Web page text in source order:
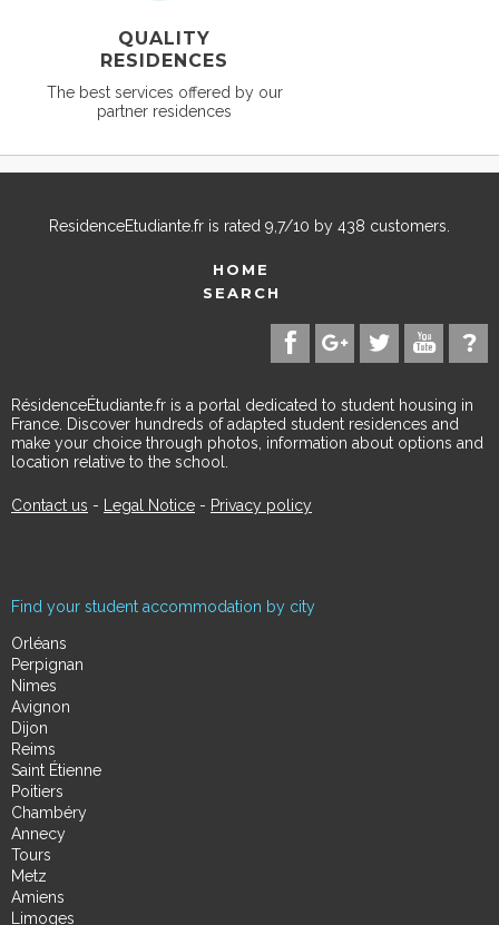
QUALITY
RESIDENCES
The best services offered by our
partner residences
ResidenceEtudiante.fr is rated 9,7/10 by 438 customers.
HOME
SEARCH
RésidenceÉtudiante.fr is a portal dedicated to student housing in
France. Discover hundreds of adapted student residences and
make your choice through photos, information about options and
location relative to the school.
Contact us - Legal Notice - Privacy policy
Find your student accommodation by city
Orléans
Perpignan
Nimes
Avignon
Dijon
Reims
Saint Étienne
Poitiers
Chambéry
Annecy
Tours
Metz
Amiens
Limoges